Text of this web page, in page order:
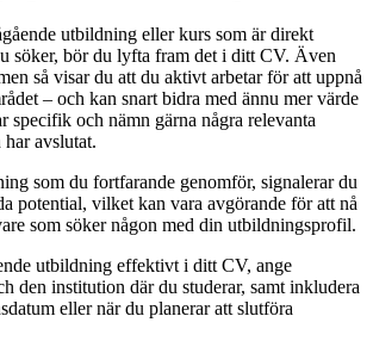
utbildning eller kurs som är direkt
söker, bör du lyfta fram det i ditt CV. Även
så visar du att du aktivt arbetar för att uppnå
– och kan snart bidra med ännu mer värde
specifik och nämn gärna några relevanta
har avslutat.
som du fortfarande genomför, signalerar du
potential, vilket kan vara avgörande för att nå
som söker någon med din utbildningsprofil.
utbildning effektivt i ditt CV, ange
den institution där du studerar, samt inkludera
eller när du planerar att slutföra